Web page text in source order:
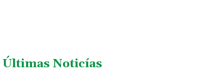
Últimas Noticías